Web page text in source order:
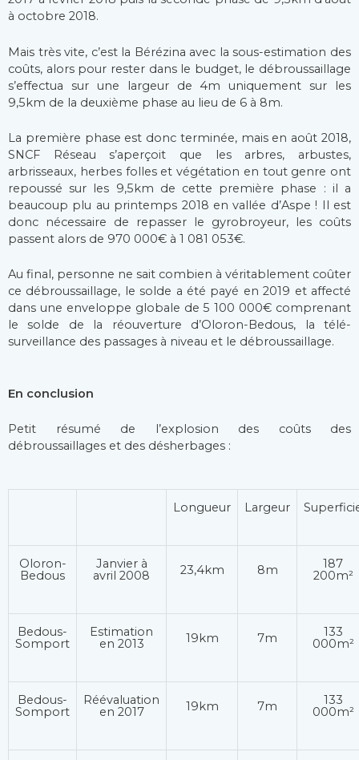
à octobre 2018.
Mais très vite, c’est la Bérézina avec la sous-estimation des
coûts, alors pour rester dans le budget, le débroussaillage
s’effectua sur une largeur de 4m uniquement sur les
9,5km de la deuxième phase au lieu de 6 à 8m.
La première phase est donc terminée, mais en août 2018,
SNCF Réseau s’aperçoit que les arbres, arbustes,
arbrisseaux, herbes folles et végétation en tout genre ont
repoussé sur les 9,5km de cette première phase : il a
beaucoup plu au printemps 2018 en vallée d’Aspe ! Il est
donc nécessaire de repasser le gyrobroyeur, les coûts
passent alors de 970 000€ à 1 081 053€.
Au final, personne ne sait combien à véritablement coûter
ce débroussaillage, le solde a été payé en 2019 et affecté
dans une enveloppe globale de 5 100 000€ comprenant
le solde de la réouverture d’Oloron-Bedous, la télé-
surveillance des passages à niveau et le débroussaillage.
En conclusion
Petit résumé de l’explosion des coûts des
débroussaillages et des désherbages :
Longueur Largeur
Oloron-
Bedous
Janvier à
avril 2008
23,4km 8m
187
200m²
Bedous-
Somport
Estimation
en 2013
19km 7m
133
000m²
Bedous-
Somport
Réévaluation
en 2017
19km 7m
133
000m²